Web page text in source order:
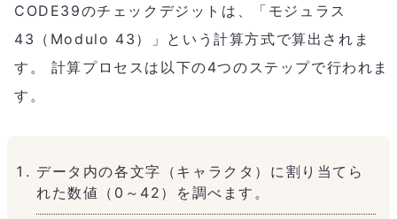
CODE39のチェックデジットは、「モジュラス
43（Modulo 43）」という計算方式で算出されま
す。 計算プロセスは以下の4つのステップで行われま
す。
データ内の各文字（キャラクタ）に割り当てら
れた数値（0～42）を調べます。